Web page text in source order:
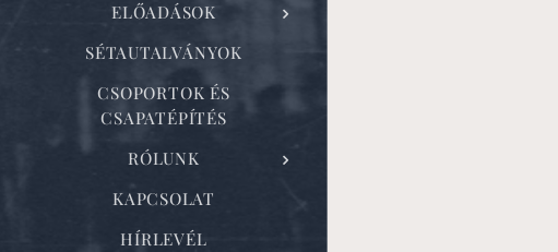
ELŐADÁSOK
SÉTAUTALVÁNYOK
CSOPORTOK ÉS
CSAPATÉPÍTÉS
RÓLUNK
KAPCSOLAT
HÍRLEVÉL